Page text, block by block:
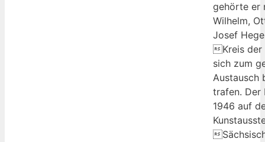
gehörte er
Wilhelm,
Josef
Kreis der
sich zum
Austausch
trafen. Der
1946 auf